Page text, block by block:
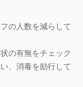
の人数を減らして
の有無をチェック
、消毒を励行して